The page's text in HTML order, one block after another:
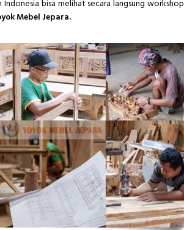
bisa melihat secara langsung workshop
Mebel Jepara.